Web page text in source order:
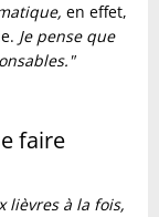
en effet,
Je pense que
faire
lièvres à la fois,